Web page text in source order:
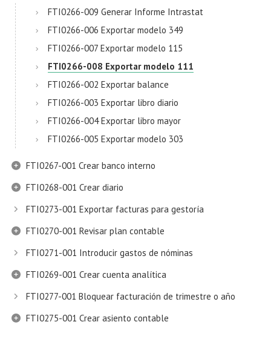
FTI0266-009 Generar Informe Intrastat
FTI0266-006 Exportar modelo 349
FTI0266-007 Exportar modelo 115
FTI0266-008 Exportar modelo 111
FTI0266-002 Exportar balance
FTI0266-003 Exportar libro diario
FTI0266-004 Exportar libro mayor
FTI0266-005 Exportar modelo 303
FTI0267-001 Crear banco interno
FTI0268-001 Crear diario
FTI0273-001 Exportar facturas para gestoría
FTI0270-001 Revisar plan contable
FTI0271-001 Introducir gastos de nóminas
FTI0269-001 Crear cuenta analítica
FTI0277-001 Bloquear facturación de trimestre o año
FTI0275-001 Crear asiento contable